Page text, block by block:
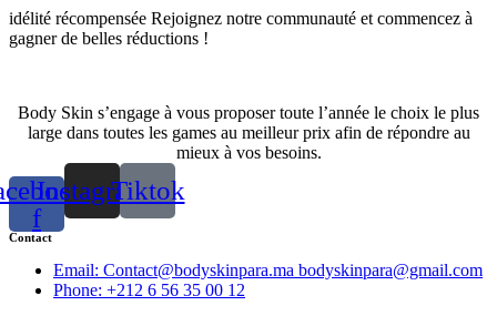
idélité récompensée Rejoignez notre communauté et commencez à
gagner de belles réductions !
Body Skin s’engage à vous proposer toute l’année le choix le plus
large dans toutes les games au meilleur prix afin de répondre au
mieux à vos besoins.
f
InstagramTiktok
Contact
Email: Contact@bodyskinpara.ma bodyskinpara@gmail.com
Phone: +212 6 56 35 00 12